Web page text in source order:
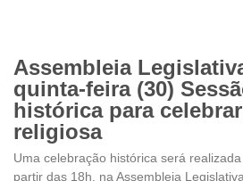
Assembleia
quinta-feira (30)
histórica para
religiosa
Uma celebração histórica será
partir das 18h, na Assembleia